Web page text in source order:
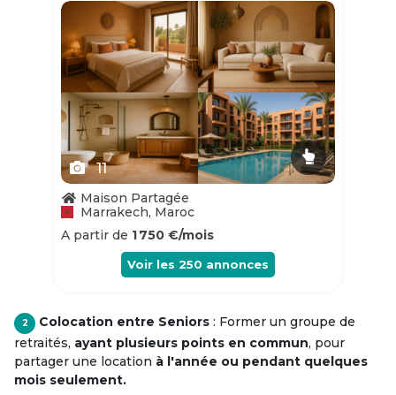
Slide 1 of 11
11
Maison Partagée
Marrakech, Maroc
A partir de 1 750 €/mois
Voir les 250 annonces
2 Colocation entre Seniors : Former un groupe de
retraités, ayant plusieurs points en commun, pour
partager une location à l'année ou pendant quelques
mois seulement.